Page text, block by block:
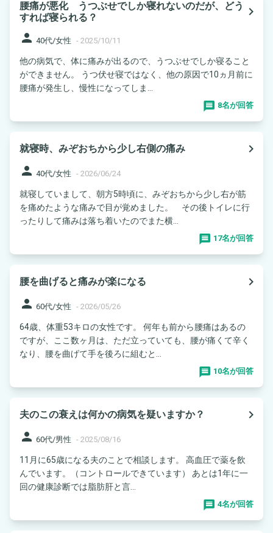
腰痛が悪化 うつぶせでしか寝れないのだが、どう
すれば寝られる？
navigate_next
person 40代/女性 - 2025/10/11
他の病気で、体に痛みが出るので、うつぶせでしか寝ること
ができません。 うつ伏せ寝ではなく、他の原因で10ヵ月前に
腰痛が発生し、慢性になってしま...
8名が回答
就寝時、みぞおちから少し右側の痛み
navigate_next
person 40代/女性 - 2026/06/24
就寝していまして、朝方5時頃に、みぞおちから少し右が筋
を痛めたような痛みで目が覚めました。 その後トイレに行
ったりして痛みは落ち着いたのでまた横...
17名が回答
腰を曲げると痛みが楽になる
navigate_next
person 60代/女性 - 2026/05/26
64歳、体重53キロの女性です。 何年も前から腰痛はあるの
ですが、ここ数ヶ月は、ただ立っていても、腰が痛くて辛く
なり、腰を曲げて手を後ろに組むと...
10名が回答
夫のこの衰えは何かの病気を疑いますか？
navigate_next
person 60代/男性 - 2025/08/16
11月に65歳になる夫のことで相談します。 高血圧で薬を飲
んでいます。（コントロールできています） あとは1年に一
回の健康診断では脂肪肝と言...
4名が回答